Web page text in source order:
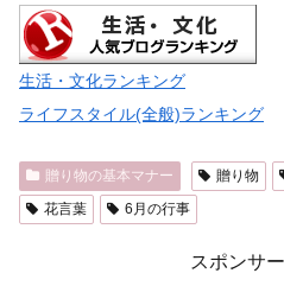
生活・文化ランキング
ライフスタイル(全般)ランキング
贈り物の基本マナー 贈り物
花言葉
6月の行事
スポンサ